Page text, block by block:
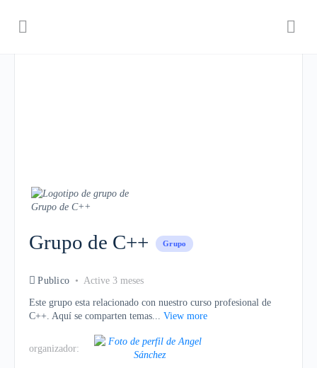
Grupo de C++ Grupo
Publico Active 3 meses
Este grupo esta relacionado con nuestro curso profesional de
C++. Aquí se comparten temas... View more
organizador: